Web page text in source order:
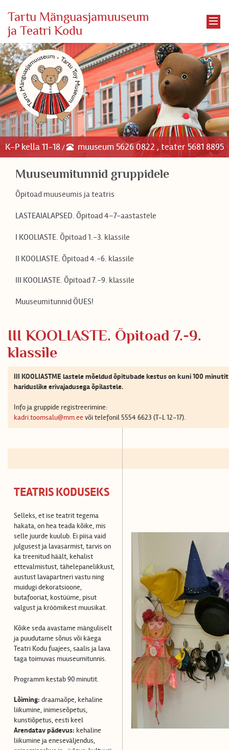
Tartu Mänguasjamuuseum
ja Teatri Kodu
K-P kella 11-18/ muuseum 5626 0822 , teater 5681 8895
Muuseumitunnid gruppidele
Õpitoad muuseumis ja teatris
LASTEAIALAPSED. Õpitoad 4–7-aastastele
I KOOLIASTE. Õpitoad 1.-3. klassile
II KOOLIASTE. Õpitoad 4.-6. klassile
III KOOLIASTE. Õpitoad 7.-9. klassile
Muuseumitunnid ÕUES!
III KOOLIASTE. Õpitoad 7.-9.
klassile
III KOOLIASTME lastele mõeldud õpitubade kestus on kuni 100 minutit
hariduslike erivajadusega õpilastele.
Info ja gruppide registreerimine:
kadri.toomsalu@mm.ee või telefonil 5554 6623 (T-L 12-17).
TEATRIS KODUSEKS
Selleks, et ise teatrit tegema
hakata, on hea teada kõike, mis
selle juurde kuulub. Ei piisa vaid
julgusest ja lavasarmist, tarvis on
ka treenitud häält, kehalist
ettevalmistust, tähelepanelikkust,
austust lavapartneri vastu ning
muidugi dekoratsioone,
butafooriat, kostüüme, pisut
valgust ja kröömikest muusikat.
Kõike seda avastame mänguliselt
ja puudutame sõnus või käega
Teatri Kodu fuajees, saalis ja lava
taga toimuvas muuseumitunnis.
Programm kestab 90 minutit.
Lõiming: draamaõpe, kehaline
liikumine, inimeseõpetus,
kunstiõpetus, eesti keel
Arendatav pädevus: kehaline
liikumine ja eneseväljendus,